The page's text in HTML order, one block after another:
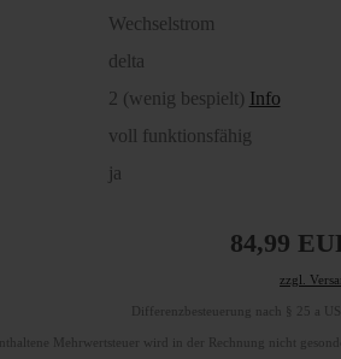
Wechselstrom
delta
2 (wenig bespielt) Info
voll funktionsfähig
ja
84,99
zzgl.
Differenzbesteuerung nach § 25 a
Mehrwertsteuer wird in der Rechnung nicht